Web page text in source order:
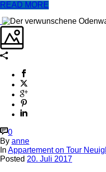
READ MORE
0
By anne
In Appartement on Tour
Posted 20. Juli 2017